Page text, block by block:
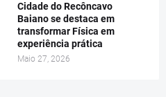
Cidade do Recôncavo
Baiano se destaca em
transformar Física em
experiência prática
Maio 27, 2026